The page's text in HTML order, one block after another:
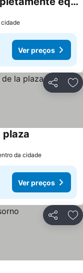
cidade
Ver preços
Partilhar
plaza
da cidade
Ver preços
Partilhar